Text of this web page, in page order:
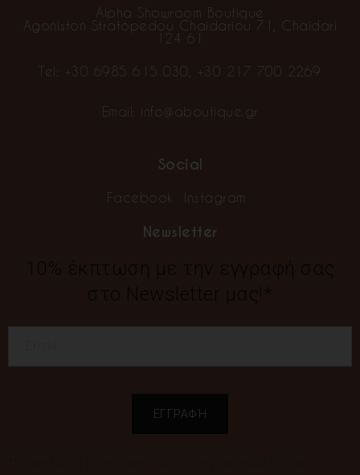
Alpha Showroom Boutique
Agoniston Stratopedou Chaidariou 71, Chaidari
124 61
Tel: +30 6985 615 030 +30 217 700 2269
Email: info@aboutique.gr
Social
Facebook Instagram
Newsletter